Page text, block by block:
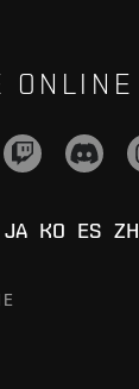
ONLINE
JA KO ES ZH